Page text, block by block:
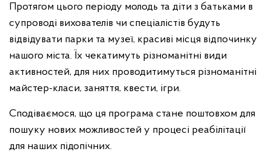
Протягом цього періоду молодь та діти з батьками в
супроводі вихователів чи спеціалістів будуть
відвідувати парки та музеї, красиві місця відпочинку
нашого міста. Їх чекатимуть різноманітні види
активностей, для них проводитимуться різноманітні
майстер-класи, заняття, квести, ігри.
Сподіваємося, що ця програма стане поштовхом для
пошуку нових можливостей у процесі реабілітації
для наших підопічних.